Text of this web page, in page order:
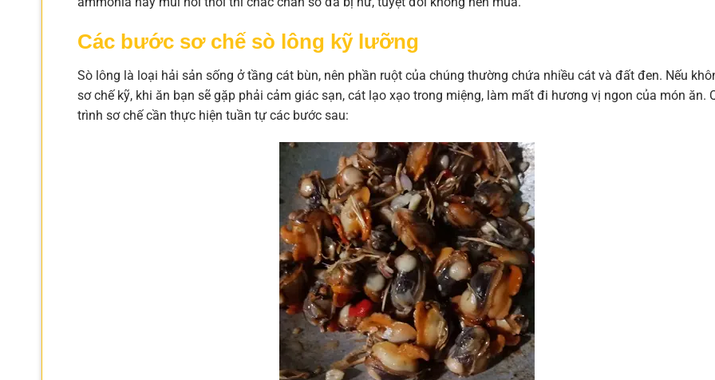
Các bước sơ chế sò lông kỹ lưỡng
Sò lông là loại hải sản sống ở tầng cát bùn, nên phần ruột của chúng thường chứa nhiều cát và đất đen. Nếu
sơ chế kỹ, khi ăn bạn sẽ gặp phải cảm giác sạn, cát lạo xạo trong miệng, làm mất đi hương vị ngon của món ăn.
trình sơ chế cần thực hiện tuần tự các bước sau: